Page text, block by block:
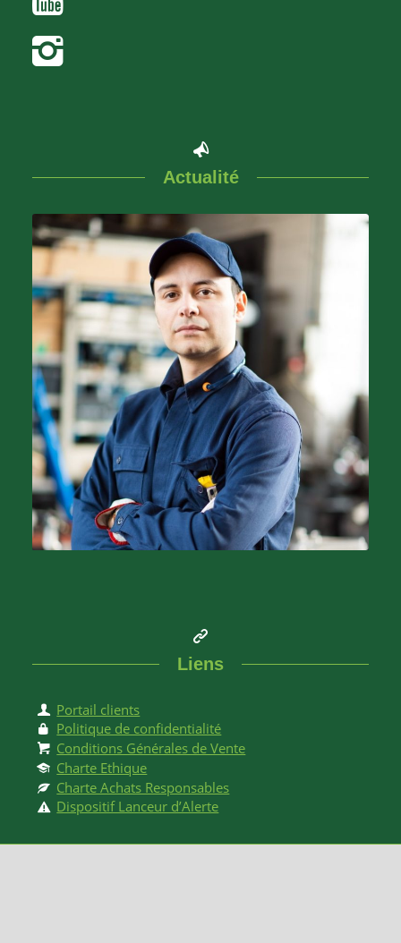
Actualité
Liens
Portail clients
Politique de confidentialité
Conditions Générales de Vente
Charte Ethique
Charte Achats Responsables
Dispositif Lanceur d’Alerte